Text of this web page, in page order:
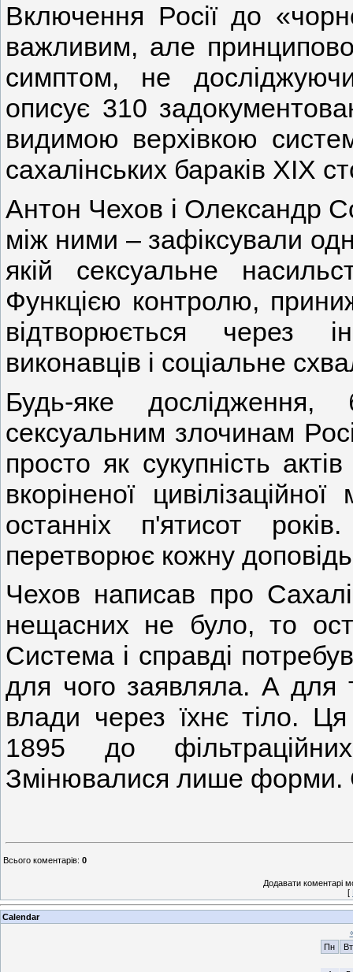
Включення Росії до
важливим, але
симптом, не
описує 310
видимою верхівкою
сахалінських бараків XIX
Антон Чехов і Олександр
між ними – зафіксували
якій сексуальне
Функцією контролю,
відтворюється через
виконавців і соціальне
Будь-яке дослідження,
сексуальним злочинам
просто як сукупність
вкоріненої
останніх п'ятисот
перетворює кожну
Чехов написав про
нещасних не було, то
Система і справді
для чого заявляла. А для
влади через їхнє тіло.
1895 до
Змінювалися лише форми.
Всього коментарів: 0
Додавати коментарі
[
Calendar
Пн
Вт